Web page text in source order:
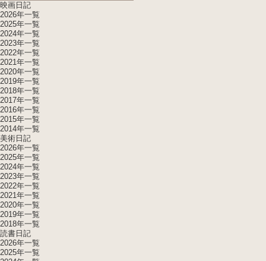
映画日記
2026年一覧
2025年一覧
2024年一覧
2023年一覧
2022年一覧
2021年一覧
2020年一覧
2019年一覧
2018年一覧
2017年一覧
2016年一覧
2015年一覧
2014年一覧
美術日記
2026年一覧
2025年一覧
2024年一覧
2023年一覧
2022年一覧
2021年一覧
2020年一覧
2019年一覧
2018年一覧
読書日記
2026年一覧
2025年一覧